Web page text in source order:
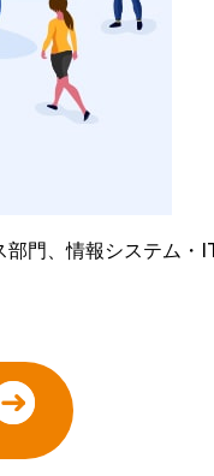
部門、情報システム・